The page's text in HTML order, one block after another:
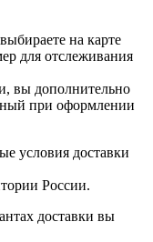
на карте
для отслеживания
вы дополнительно
при оформлении
условия доставки
России.
доставки вы